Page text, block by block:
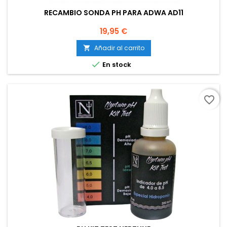
RECAMBIO SONDA PH PARA ADWA AD11
Precio
19,95 €
 Añadir al carrito
 En stock
favorite_border